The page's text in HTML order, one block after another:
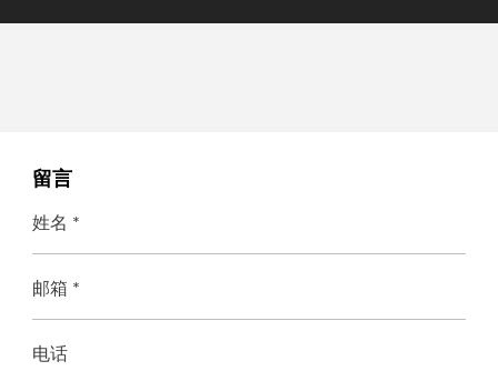
留言
姓名 *
邮箱 *
电话